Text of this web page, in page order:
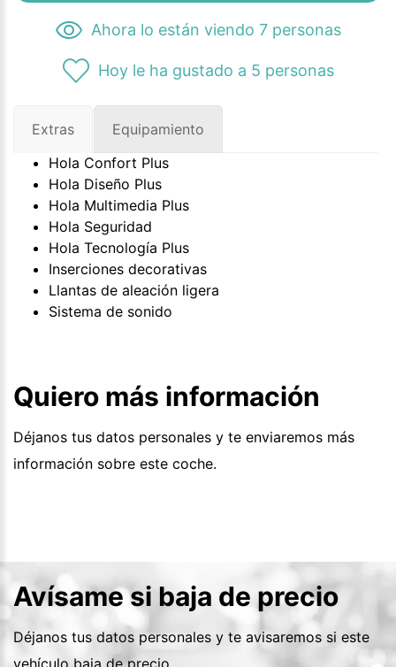
Ahora lo están viendo 7 personas
Hoy le ha gustado a 5 personas
Extras
Equipamiento
Hola Confort Plus
Hola Diseño Plus
Hola Multimedia Plus
Hola Seguridad
Hola Tecnología Plus
Inserciones decorativas
Llantas de aleación ligera
Sistema de sonido
Quiero más información
Déjanos tus datos personales y te enviaremos más
información sobre este coche.
Avísame si baja de precio
Déjanos tus datos personales y te avisaremos si este